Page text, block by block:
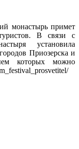
монастырь примет
В связи с
установила
Приозерска и
которых можно